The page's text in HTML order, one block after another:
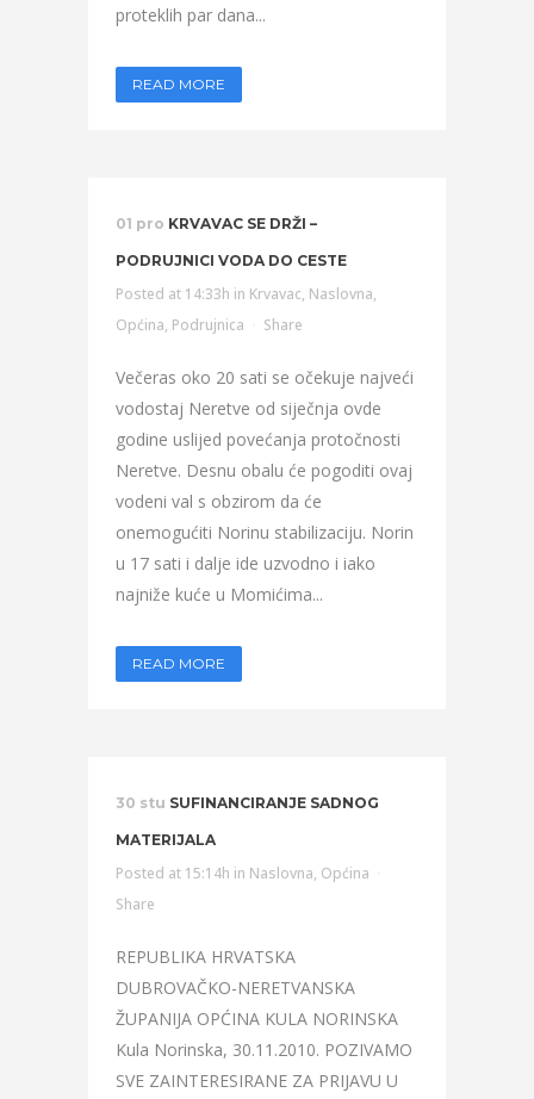
proteklih par dana...
READ MORE
01 pro KRVAVAC SE DRŽI –
PODRUJNICI VODA DO CESTE
Posted at 14:33h in Krvavac, Naslovna,
Općina, Podrujnica Share
Večeras oko 20 sati se očekuje najveći
vodostaj Neretve od siječnja ovde
godine uslijed povećanja protočnosti
Neretve. Desnu obalu će pogoditi ovaj
vodeni val s obzirom da će
onemogućiti Norinu stabilizaciju. Norin
u 17 sati i dalje ide uzvodno i iako
najniže kuće u Momićima...
READ MORE
30 stu SUFINANCIRANJE SADNOG
MATERIJALA
Posted at 15:14h in Naslovna, Općina
Share
REPUBLIKA HRVATSKA
DUBROVAČKO-NERETVANSKA
ŽUPANIJA OPĆINA KULA NORINSKA
Kula Norinska, 30.11.2010. POZIVAMO
SVE ZAINTERESIRANE ZA PRIJAVU U